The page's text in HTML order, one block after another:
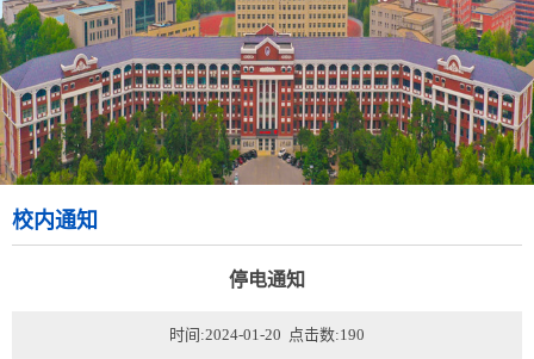
校内通知
停电通知
时间:2024-01-20 点击数:190